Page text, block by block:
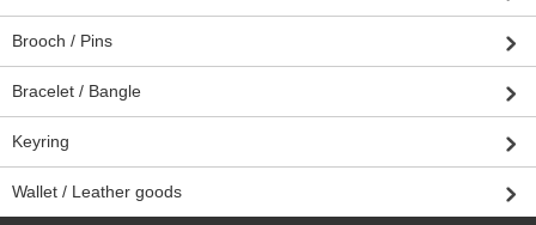
Brooch / Pins
Bracelet / Bangle
Keyring
Wallet / Leather goods